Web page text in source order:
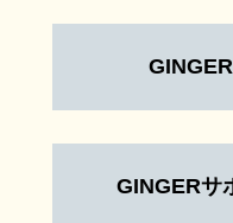
GINGERサ